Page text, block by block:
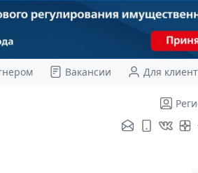
Вакансии Для